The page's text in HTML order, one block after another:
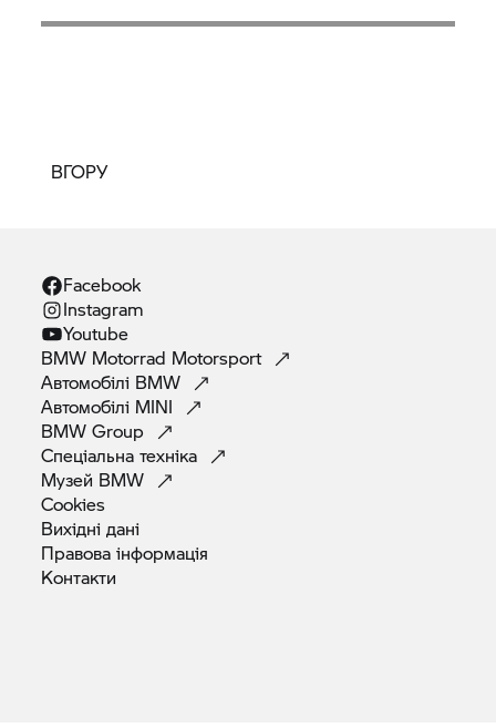
ВГОРУ
Facebook
Instagram
Youtube
BMW Motorrad Motorsport
Автомобілі BMW
Автомобілі MINI
BMWGroup
Спеціальнатехніка
Музей BMW
Cookies
Вихіднідані
Правоваінформація
Контакти